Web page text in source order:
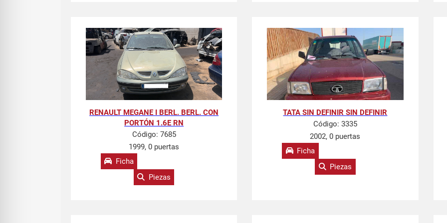
RENAULT MEGANE I BERL. BERL. CON
PORTÓN 1.6E RN
Código: 7685
1999, 0 puertas
Ficha
Piezas
TATA SIN DEFINIR SIN DEFINIR
Código: 3335
2002, 0 puertas
Ficha
Piezas